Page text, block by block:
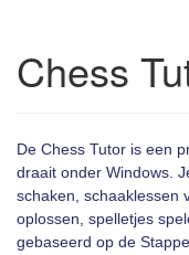
Chess
De Chess Tutor is een
draait onder Windows.
schaken, schaaklessen
oplossen, spelletjes
gebaseerd op de